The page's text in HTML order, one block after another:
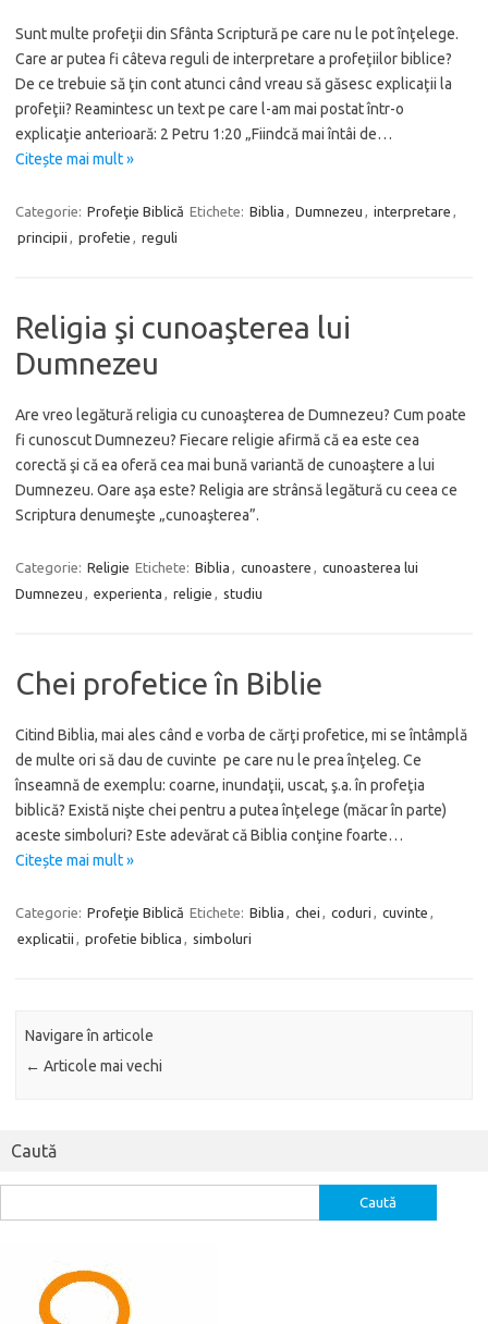
Sunt multe profeţii din Sfânta Scriptură pe care nu le pot înţelege.
Care ar putea fi câteva reguli de interpretare a profeţiilor biblice?
De ce trebuie să ţin cont atunci când vreau să găsesc explicaţii la
profeţii? Reamintesc un text pe care l-am mai postat într-o
explicaţie anterioară: 2 Petru 1:20 „Fiindcă mai întâi de…
Citește mai mult »
Categorie: Profeţie Biblică Etichete: Biblia Dumnezeu interpretare
principii
profetie reguli
Religia şi cunoaşterea lui
Dumnezeu
Are vreo legătură religia cu cunoaşterea de Dumnezeu? Cum poate
fi cunoscut Dumnezeu? Fiecare religie afirmă că ea este cea
corectă şi că ea oferă cea mai bună variantă de cunoaştere a lui
Dumnezeu. Oare aşa este? Religia are strânsă legătură cu ceea ce
Scriptura denumeşte „cunoaşterea”.
Categorie: Religie Etichete: Biblia cunoastere
cunoasterea lui
Dumnezeu
experienta religie studiu
Chei profetice în Biblie
Citind Biblia, mai ales când e vorba de cărţi profetice, mi se întâmplă
de multe ori să dau de cuvinte pe care nu le prea înţeleg. Ce
înseamnă de exemplu: coarne, inundaţii, uscat, ş.a. în profeţia
biblică? Există nişte chei pentru a putea înţelege (măcar în parte)
aceste simboluri? Este adevărat că Biblia conţine foarte…
Citește mai mult »
Categorie: Profeţie Biblică Etichete: Biblia chei coduri cuvinte
explicatii
profetie biblica simboluri
Navigare în articole
← Articole mai vechi
Caută
după: